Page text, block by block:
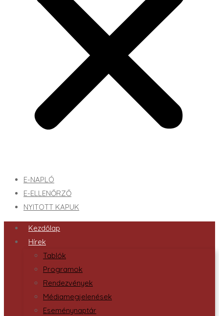
E-NAPLÓ
E-ELLENŐRZŐ
NYITOTT KAPUK
Kezdőlap
Hírek
Tablók
Programok
Rendezvények
Médiamegjelenések
Eseménynaptár